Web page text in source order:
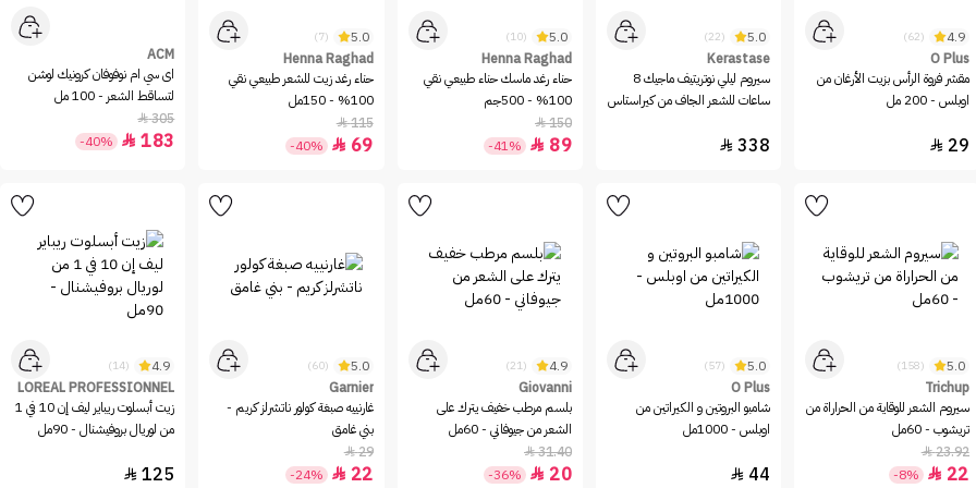
4.9
(62)
O Plus
مقشر فروة الرأس بزيت الأرغان من
اوبلس - 200 مل
29

5.0
(22)
Kerastase
سيروم ليلي نوتريتيف ماجيك 8
ساعات للشعر الجاف من كيراستاس
338

5.0
(10)
Henna Raghad
حناء رغد ماسك حناء طبيعي نقي
100% - 500جم
150

89

-41%
5.0
(7)
Henna Raghad
حناء رغد زيت للشعر طبيعي نقي
100% - 150مل
115

69

-40%
ACM
اى سي ام نوفوفان كرونيك لوشن
لتساقط الشعر - 100 مل
305

183

-40%
5.0
(158)
Trichup
سيروم الشعر للوقاية من الحراراة من
تريشوب - 60مل
23.92

22

-8%
5.0
(57)
O Plus
شامبو البروتين و الكيراتين من
اوبلس - 1000مل
44

4.9
(21)
Giovanni
بلسم مرطب خفيف يترك على
الشعر من جيوفاني - 60مل
31.40

20

-36%
5.0
(60)
Garnier
غارنييه صبغة كولور ناتشرلز كريم -
بني غامق
29

22

-24%
4.9
(14)
LOREAL PROFESSIONNEL
زيت أبسلوت ريباير ليف إن 10 في 1
من لوريال بروفيشنال - 90مل
125
